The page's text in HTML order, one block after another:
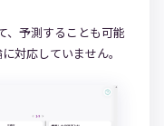
、予測することも可能
対応していません。